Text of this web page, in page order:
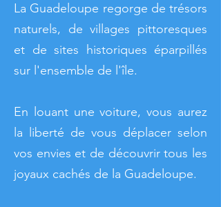
La Guadeloupe regorge de trésors
naturels, de villages pittoresques
et de sites historiques éparpillés
sur l'ensemble de l'île.
En louant une voiture, vous aurez
la liberté de vous déplacer selon
vos envies et de découvrir tous les
joyaux cachés de la Guadeloupe.